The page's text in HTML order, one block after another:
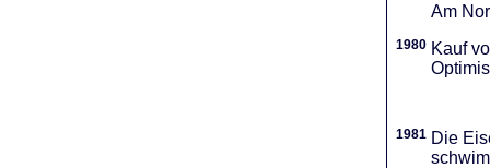
Am
1980 Kauf
1981 Die